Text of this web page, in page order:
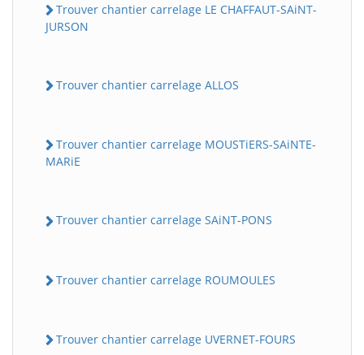
Trouver chantier carrelage LE CHAFFAUT-SAiNT-
JURSON
Trouver chantier carrelage ALLOS
Trouver chantier carrelage MOUSTiERS-SAiNTE-
MARiE
Trouver chantier carrelage SAiNT-PONS
Trouver chantier carrelage ROUMOULES
Trouver chantier carrelage UVERNET-FOURS